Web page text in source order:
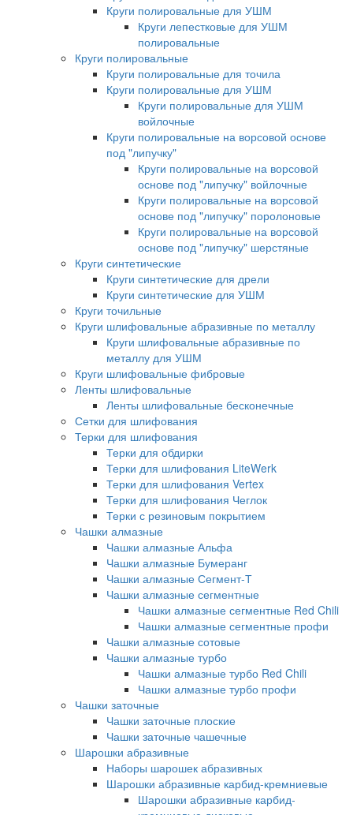
Круги полировальные для УШМ
Круги лепестковые для УШМ
полировальные
Круги полировальные
Круги полировальные для точила
Круги полировальные для УШМ
Круги полировальные для УШМ
войлочные
Круги полировальные на ворсовой основе
под "липучку"
Круги полировальные на ворсовой
основе под "липучку" войлочные
Круги полировальные на ворсовой
основе под "липучку" поролоновые
Круги полировальные на ворсовой
основе под "липучку" шерстяные
Круги синтетические
Круги синтетические для дрели
Круги синтетические для УШМ
Круги точильные
Круги шлифовальные абразивные по металлу
Круги шлифовальные абразивные по
металлу для УШМ
Круги шлифовальные фибровые
Ленты шлифовальные
Ленты шлифовальные бесконечные
Сетки для шлифования
Терки для шлифования
Терки для обдирки
Терки для шлифования LiteWerk
Терки для шлифования Vertex
Терки для шлифования Чеглок
Терки с резиновым покрытием
Чашки алмазные
Чашки алмазные Альфа
Чашки алмазные Бумеранг
Чашки алмазные Сегмент-Т
Чашки алмазные сегментные
Чашки алмазные сегментные Red Chili
Чашки алмазные сегментные профи
Чашки алмазные сотовые
Чашки алмазные турбо
Чашки алмазные турбо Red Chili
Чашки алмазные турбо профи
Чашки заточные
Чашки заточные плоские
Чашки заточные чашечные
Шарошки абразивные
Наборы шарошек абразивных
Шарошки абразивные карбид-кремниевые
Шарошки абразивные карбид-